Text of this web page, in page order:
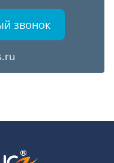
звонок